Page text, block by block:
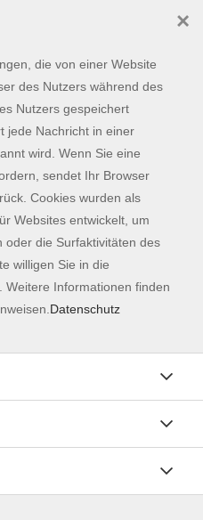
werden.
Kontaktformular
Impressum
AGB
Datenschutzerklärung
die von einer Website
des Nutzers während des
Nutzers gespeichert
jede Nachricht in einer
wird. Wenn Sie eine
sendet Ihr Browser
Cookies wurden als
Websites entwickelt, um
oder die Surfaktivitäten des
willigen Sie in die
Weitere Informationen finden
Datenschutz
×